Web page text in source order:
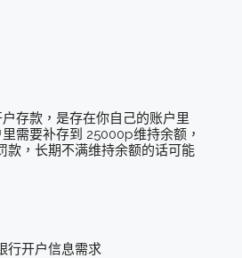
存款，是存在你自己的账户里
需要补存到 25000p维持余额，
款，长期不满维持余额的话可能
行开户信息需求